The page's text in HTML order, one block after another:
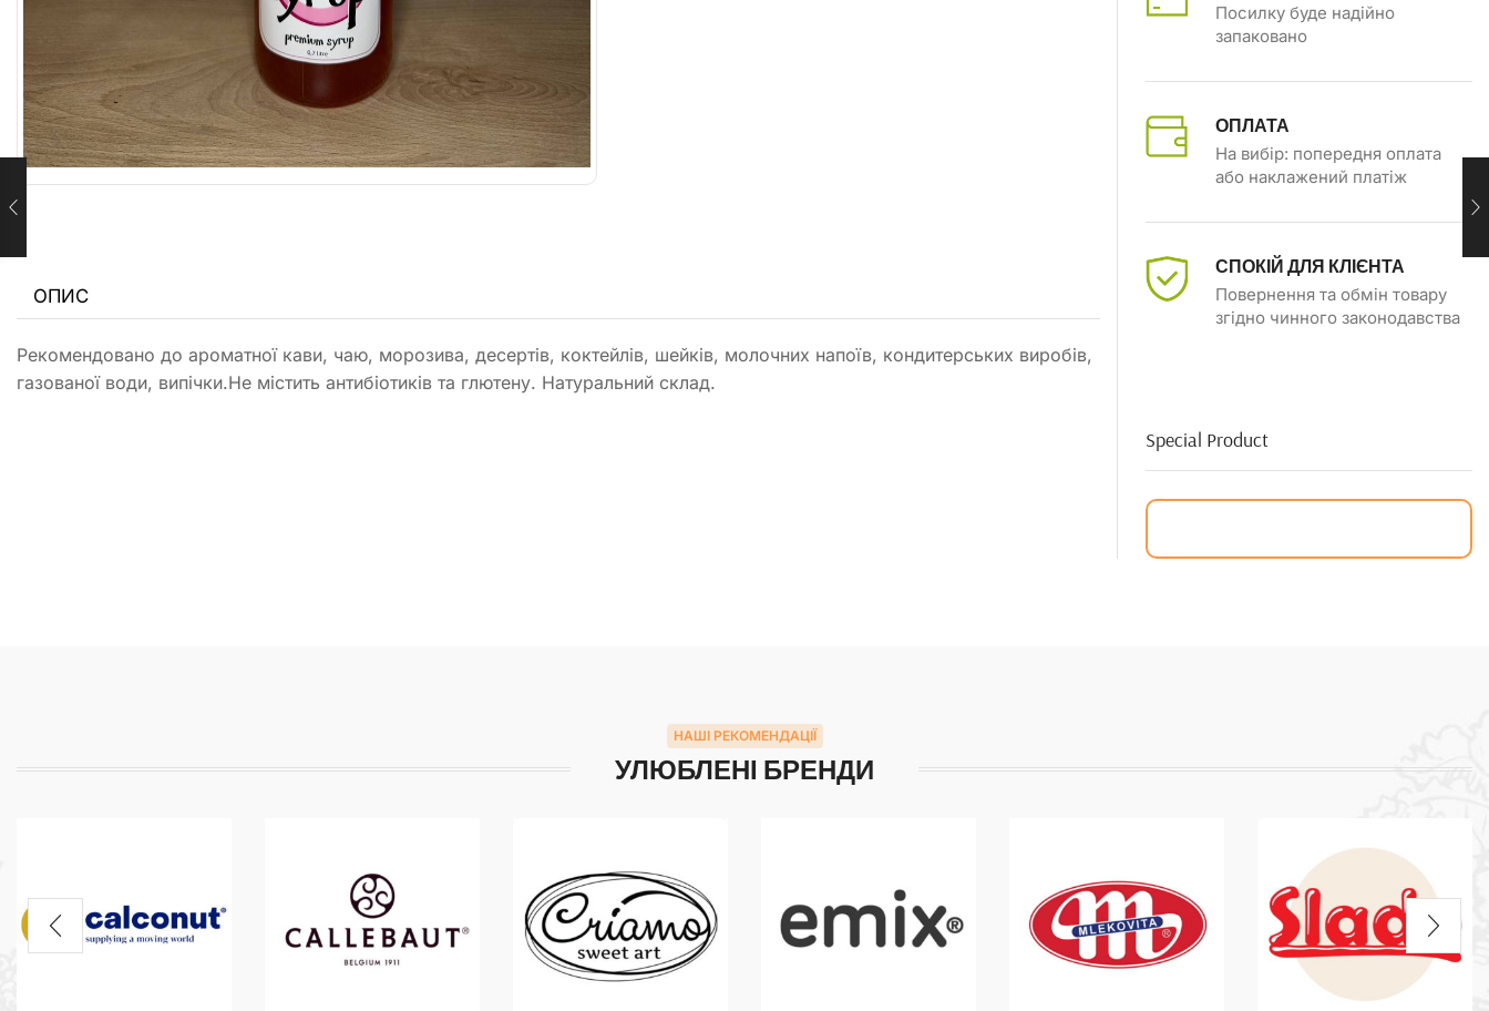
ОПИС
Рекомендовано до ароматної кави, чаю, морозива, десертів, коктейлів, шейків, молочних напоїв, кондитерських виробів,
газованої води, випічки.Не містить антибіотиків та глютену. Натуральний склад.
Посилку буде надійно
запаковано
ОПЛАТА
На вибір: попередня оплата
або наклажений платіж
СПОКІЙ ДЛЯ КЛІЄНТА
Повернення та обмін товару
згідно чинного законодавства
Special Product
НАШІ РЕКОМЕНДАЦІЇ
УЛЮБЛЕНІ БРЕНДИ